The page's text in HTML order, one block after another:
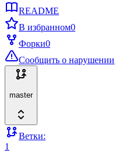
README
В избранном0
Форки0
Сообщить о нарушении
master
Ветки:
1